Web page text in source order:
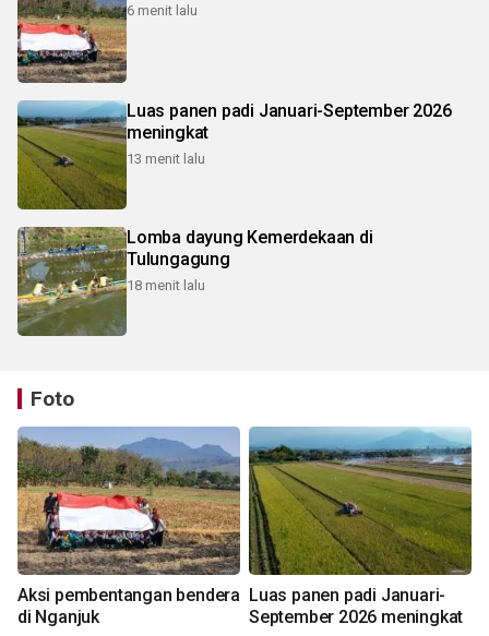
6 menit lalu
Luas panen padi Januari-September 2026
meningkat
13 menit lalu
Lomba dayung Kemerdekaan di
Tulungagung
18 menit lalu
Foto
Aksi pembentangan bendera
di Nganjuk
Luas panen padi Januari-
September 2026 meningkat